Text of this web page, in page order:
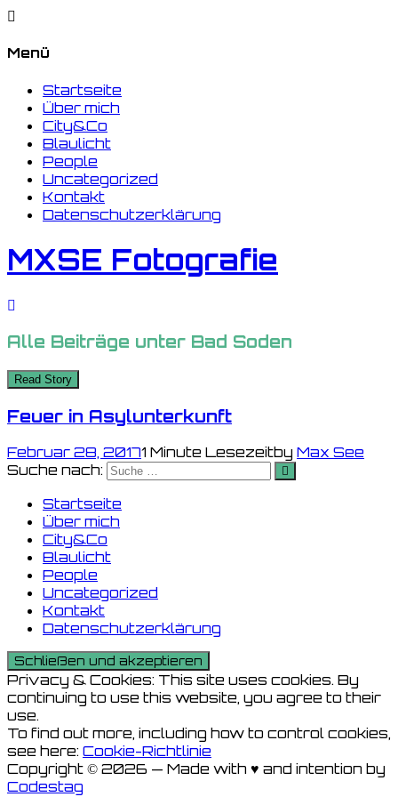
Menü
Startseite
Über mich
City&Co
Blaulicht
People
Uncategorized
Kontakt
Datenschutzerklärung
MXSE Fotografie
Alle Beiträge unter Bad Soden
Read Story
Feuer in Asylunterkunft
Februar 28, 20171 Minute Lesezeitby Max See
Suche nach:
Startseite
Über mich
City&Co
Blaulicht
People
Uncategorized
Kontakt
Datenschutzerklärung
Privacy & Cookies: This site uses cookies. By
continuing to use this website, you agree to their
use.
To find out more, including how to control cookies,
see here: Cookie-Richtlinie
Copyright © 2026 — Made with ♥ and intention by
Codestag